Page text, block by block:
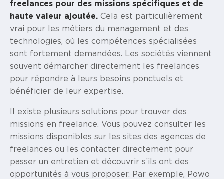
freelances pour des missions spécifiques et de
haute valeur ajoutée. Cela est particulièrement
vrai pour les métiers du management et des
technologies, où les compétences spécialisées
sont fortement demandées. Les sociétés viennent
souvent démarcher directement les freelances
pour répondre à leurs besoins ponctuels et
bénéficier de leur expertise.
Il existe plusieurs solutions pour trouver des
missions en freelance. Vous pouvez consulter les
missions disponibles sur les sites des agences de
freelances ou les contacter directement pour
passer un entretien et découvrir s’ils ont des
opportunités à vous proposer. Par exemple, Powo